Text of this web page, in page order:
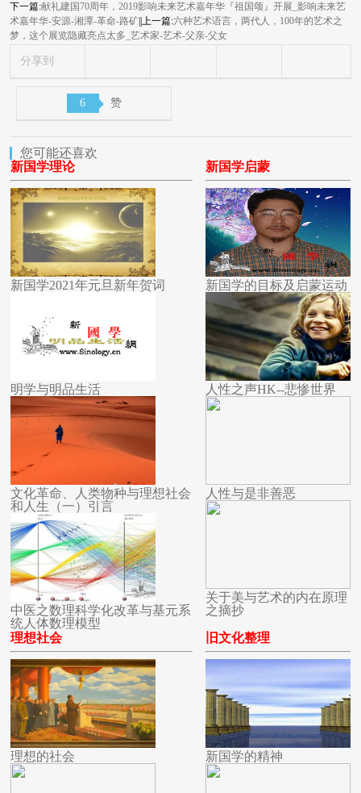
下一篇:献礼建国70周年，2019影响未来艺术嘉年华『祖国颂』开展_影响未来艺
术嘉年华-安源-湘潭-革命-路矿 ||上一篇:六种艺术语言，两代人，100年的艺术之
梦，这个展览隐藏亮点太多_艺术家-艺术-父亲-父女
分享到
6 赞
您可能还喜欢
新国学理论
新国学2021年元旦新年贺词
明学与明品生活
文化革命、人类物种与理想社会
和人生（一）引言
中医之数理科学化改革与基元系
统人体数理模型
新国学启蒙
新国学的目标及启蒙运动
人性之声HK--悲惨世界
人性与是非善恶
关于美与艺术的内在原理
之摘抄
理想社会
理想的社会
旧文化整理
新国学的精神